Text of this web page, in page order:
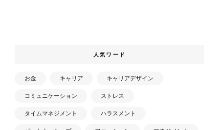
人気ワード
お金 キャリア キャリアデザイン
コミュニケーション ストレス
タイムマネジメント ハラスメント